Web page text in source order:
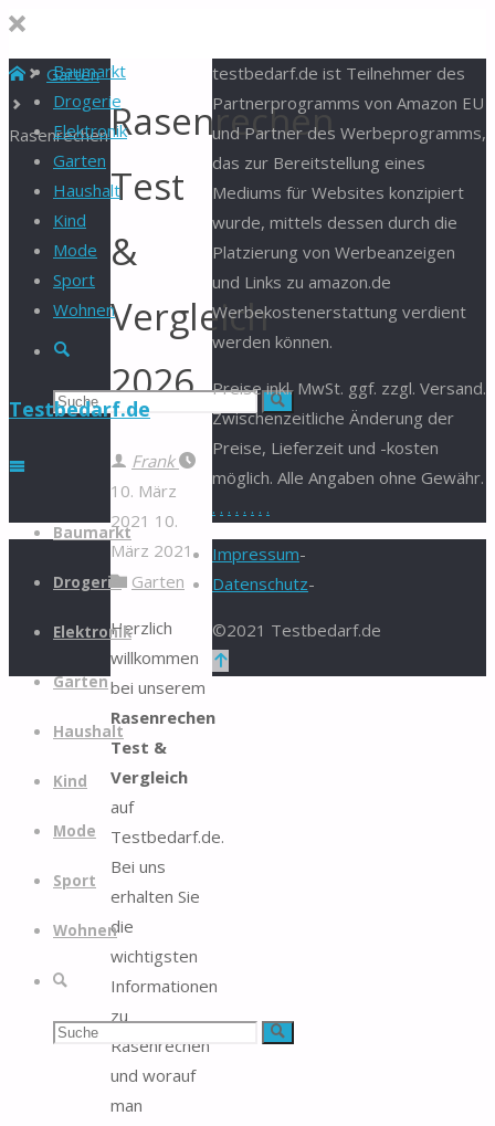
Baumarkt
Drogerie
Elektronik
Garten
Haushalt
Kind
Mode
Sport
Wohnen
Suche
Suchen Suche
Testbedarf.de
Zum
springen
Baumarkt
Drogerie
Elektronik
Garten
Haushalt
Kind
Mode
Sport
Wohnen
Suche
Suchen Suche
StartGarten
RasenrechenRasenrechen
Test
&
Vergleich
2026
Frank
10. März
2021 10.
März 2021
Garten
Herzlich
willkommen
bei unserem
Rasenrechen
Test &
Vergleich
auf
Testbedarf.de.
Bei uns
erhalten Sie
die
wichtigsten
Informationen
zu
Rasenrechen
und worauf
man
testbedarf.de ist Teilnehmer des
Partnerprogramms von Amazon EU
und Partner des Werbeprogramms,
das zur Bereitstellung eines
Mediums für Websites konzipiert
wurde, mittels dessen durch die
Platzierung von Werbeanzeigen
und Links zu amazon.de
Werbekostenerstattung verdient
werden können.
Preise inkl. MwSt. ggf. zzgl. Versand.
Zwischenzeitliche Änderung der
Preise, Lieferzeit und -kosten
möglich. Alle Angaben ohne Gewähr.
. . . . . . . .
Impressum-
Datenschutz-
©2021 Testbedarf.de
Zurück
oben